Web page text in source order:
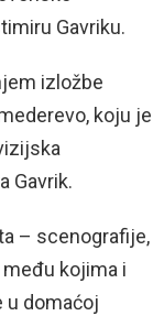
Gavriku.
izložbe
koju je
Gavrik.
– scenografije,
kojima i
u domaćoj